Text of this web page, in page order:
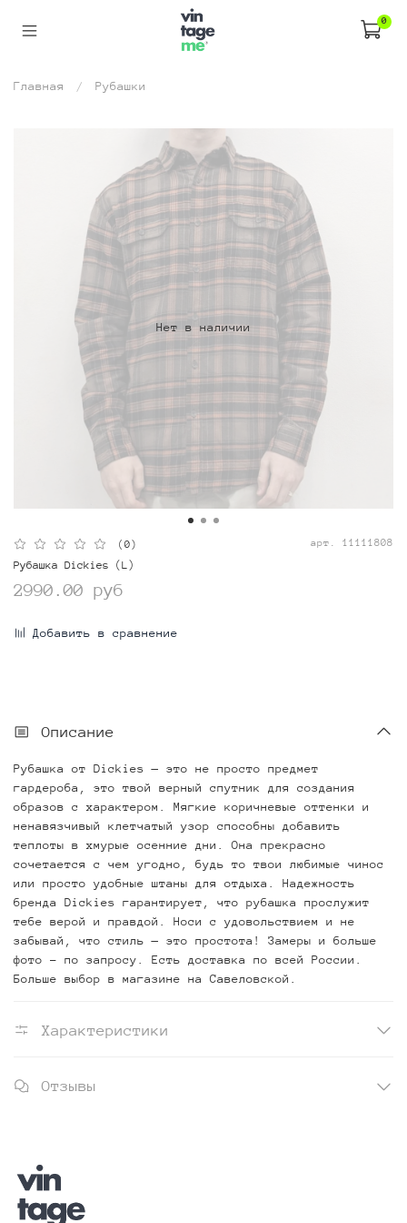
0
Главная Рубашки
Нет в наличии
(0) арт. 11111808
Рубашка Dickies (L)
2990.00 руб
Добавить в сравнение
Описание
Рубашка от Dickies — это не просто предмет
гардероба, это твой верный спутник для создания
образов с характером. Мягкие коричневые оттенки и
ненавязчивый клетчатый узор способны добавить
теплоты в хмурые осенние дни. Она прекрасно
сочетается с чем угодно, будь то твои любимые чинос
или просто удобные штаны для отдыха. Надежность
бренда Dickies гарантирует, что рубашка прослужит
тебе верой и правдой. Носи с удовольствием и не
забывай, что стиль — это простота! Замеры и больше
фото - по запросу. Есть доставка по всей России.
Больше выбор в магазине на Савеловской.
Характеристики
Отзывы